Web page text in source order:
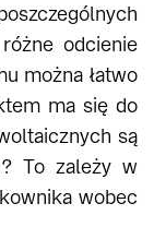
odcienie
można łatwo
ma się do
są
To zależy w
wobec